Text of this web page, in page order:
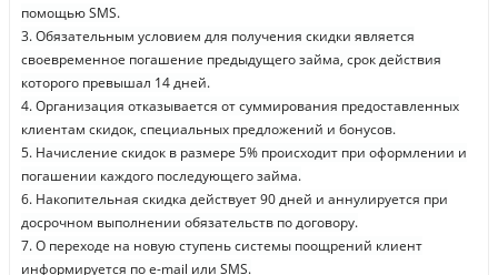
помощью SMS.
3. Обязательным условием для получения скидки является
своевременное погашение предыдущего займа, срок действия
которого превышал 14 дней.
4. Организация отказывается от суммирования предоставленных
клиентам скидок, специальных предложений и бонусов.
5. Начисление скидок в размере 5% происходит при оформлении и
погашении каждого последующего займа.
6. Накопительная скидка действует 90 дней и аннулируется при
досрочном выполнении обязательств по договору.
7. О переходе на новую ступень системы поощрений клиент
информируется по e-mail или SMS.